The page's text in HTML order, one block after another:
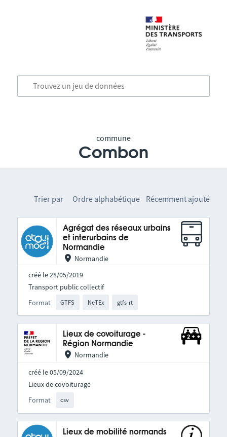
commune
Combon
Trier par Ordre alphabétique Récemment ajouté
Agrégat des réseaux urbains
et interurbains de
Normandie
Normandie
créé le 28/05/2019
Format GTFS NeTEx gtfs-rt
Transport public collectif
Lieux de covoiturage -
Région Normandie
Normandie
créé le 05/09/2024
Format csv
Lieux de covoiturage
Lieux de mobilité normands